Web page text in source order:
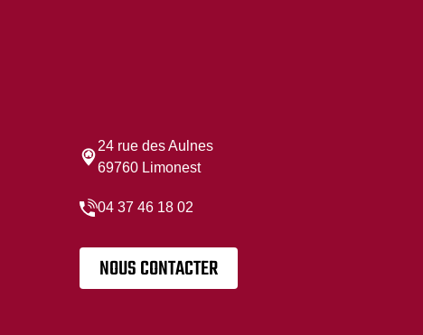
24 rue des Aulnes
69760 Limonest
04 37 46 18 02
NOUS CONTACTER